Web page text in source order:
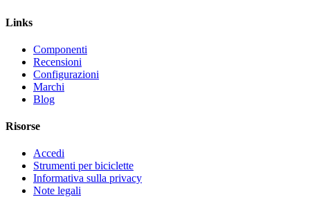
Links
Componenti
Recensioni
Configurazioni
Marchi
Blog
Risorse
Accedi
Strumenti per biciclette
Informativa sulla privacy
Note legali